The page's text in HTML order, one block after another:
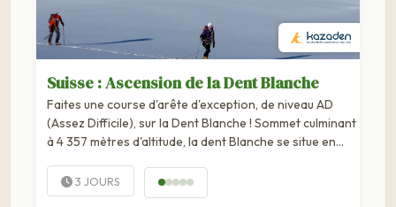
Suisse : Ascension de la Dent Blanche
Faites une course d'arête d'exception, de niveau AD
(Assez Difficile), sur la Dent Blanche ! Sommet culminant
à 4 357 mètres d'altitude, la dent Blanche se situe en
3 JOURS